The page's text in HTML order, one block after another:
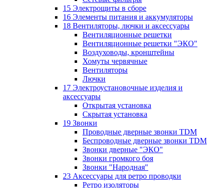
15 Электрощиты в сборе
16 Элементы питания и аккумуляторы
18 Вентиляторы, лючки и аксессуары
Вентиляционные решетки
Вентиляционные решетки "ЭКО"
Воздуховоды, кронштейны
Хомуты червячные
Вентиляторы
Лючки
17 Электроустановочные изделия и
аксессуары
Открытая установка
Скрытая установка
19 Звонки
Проводные дверные звонки TDM
Беспроводные дверные звонки TDM
Звонки дверные "ЭКО"
Звонки громкого боя
Звонки "Народная"
23 Аксессуары для ретро проводки
Ретро изоляторы